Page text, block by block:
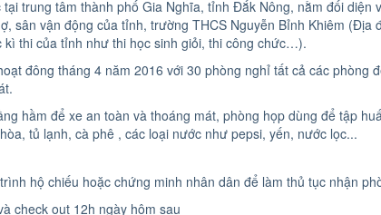
trung tâm thành phố Gia Nghĩa, tỉnh Đắk Nông, nằm đối diện
sân vận động của tỉnh, trường THCS Nguyễn Bỉnh Khiêm (Địa
kì thi của tỉnh như thi học sinh giỏi, thi công chức…).
đông tháng 4 năm 2016 với 30 phòng nghỉ tất cả các phòng
hầm để xe an toàn và thoáng mát, phòng họp dùng để tập
tủ lạnh, cà phê , các loại nước như pepsi, yến, nước lọc...
hộ chiếu hoặc chứng minh nhân dân để làm thủ tục nhận
check out 12h ngày hôm sau